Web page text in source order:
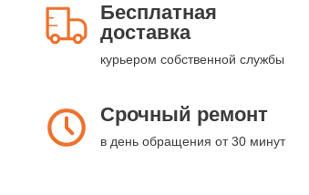
Бесплатная
доставка
курьером собственной службы
Срочный ремонт
в день обращения от 30 минут